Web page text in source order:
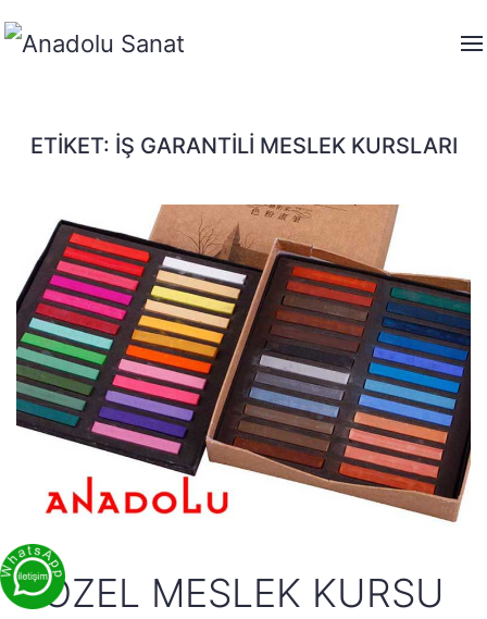
ETIKET: İŞ GARANTILI MESLEK KURSLARI
ÖZEL MESLEK KURSU